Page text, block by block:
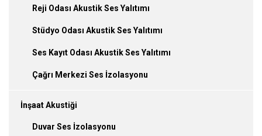
Reji Odası Akustik Ses Yalıtımı
Stüdyo Odası Akustik Ses Yalıtımı
Ses Kayıt Odası Akustik Ses Yalıtımı
Çağrı Merkezi Ses İzolasyonu
İnşaat Akustiği
Duvar Ses İzolasyonu